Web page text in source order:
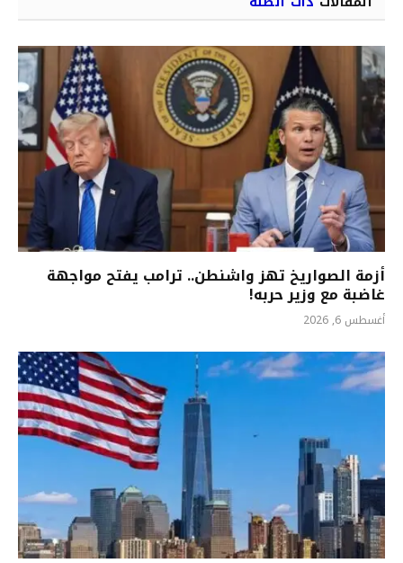
أزمة الصواريخ تهز واشنطن.. ترامب يفتح مواجهة
غاضبة مع وزير حربه!
أغسطس 6, 2026